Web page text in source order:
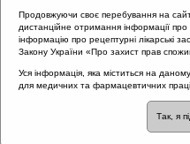
Різне
Назва:
Настанова 00852.
Показання до
Продовжуючи своє перебування на
дистанційне отримання інформації про
інформацію про рецептурні лікарські
Закону України «Про захист прав
Уся інформація, яка міститься на
для медичних та фармацевтичних
Так, я